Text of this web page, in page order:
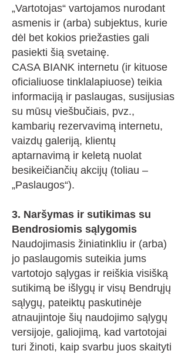
„Vartotojas“ vartojamos nurodant
asmenis ir (arba) subjektus, kurie
dėl bet kokios priežasties gali
pasiekti šią svetainę.
CASA BIANK internetu (ir kituose
oficialiuose tinklalapiuose) teikia
informaciją ir paslaugas, susijusias
su mūsų viešbučiais, pvz.,
kambarių rezervavimą internetu,
vaizdų galeriją, klientų
aptarnavimą ir keletą nuolat
besikeičiančių akcijų (toliau –
„Paslaugos“).
3. Naršymas ir sutikimas su
Bendrosiomis sąlygomis
Naudojimasis žiniatinkliu ir (arba)
jo paslaugomis suteikia jums
vartotojo sąlygas ir reiškia visišką
sutikimą be išlygų ir visų Bendrųjų
sąlygų, pateiktų paskutinėje
atnaujintoje šių naudojimo sąlygų
versijoje, galiojimą, kad vartotojai
turi žinoti, kaip svarbu juos skaityti